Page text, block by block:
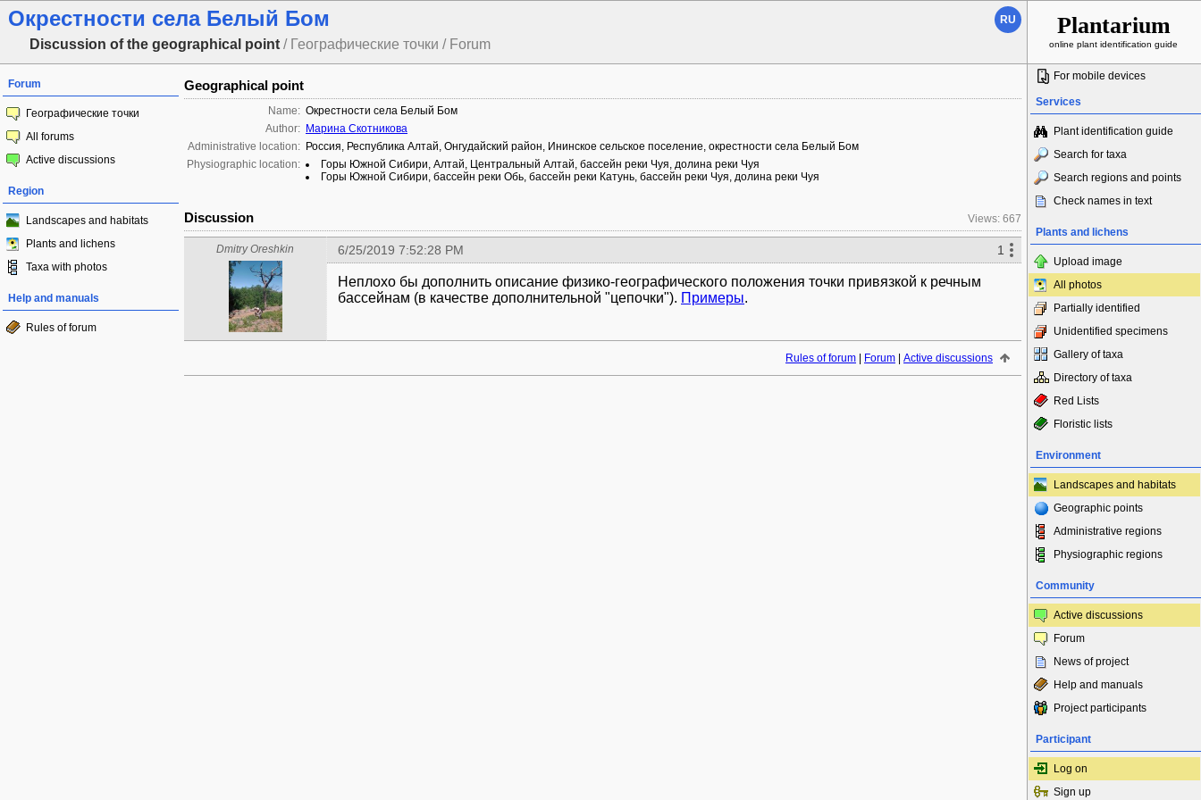
Окрестности села Белый Бом
Discussion of the geographical point / Географические точки / Forum
RU Plantarium
online plant identification guide
Forum
Географические точки
All forums
Active discussions
Region
Landscapes and habitats
Plants and lichens
Taxa with photos
Help and manuals
Rules of forum
Geographical point
Name: Окрестности села Белый Бом
Author: Марина Скотникова
Administrative location: Россия, Республика Алтай, Онгудайский район, Ининское сельское поселение, окрестности села Белый Бом
Physiographic location:
Горы Южной Сибири, Алтай, Центральный Алтай, бассейн реки Чуя, долина реки Чуя
Горы Южной Сибири, бассейн реки Обь, бассейн реки Катунь, бассейн реки Чуя, долина реки Чуя
Views: 667
Discussion
Dmitry Oreshkin 6/25/2019 7:52:28 PM 1
Неплохо бы дополнить описание физико-географического положения точки привязкой к речным
бассейнам (в качестве дополнительной "цепочки"). Примеры.
Rules of forum Forum Active discussions
For mobile devices
Services
Plant identification guide
Search for taxa
Search regions and points
Check names in text
Plants and lichens
Upload image
All photos
Partially identified
Unidentified specimens
Gallery of taxa
Directory of taxa
Red Lists
Floristic lists
Environment
Landscapes and habitats
Geographic points
Administrative regions
Physiographic regions
Community
Active discussions
Forum
News of project
Help and manuals
Project participants
Participant
Log on
Sign up